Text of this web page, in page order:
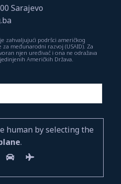
Sarajevo
zahvaljujući podršci američkog
međunarodni razvoj (USAID). Za
njen uređivač i ona ne odražava
Američkih Država.
human by selecting the
.